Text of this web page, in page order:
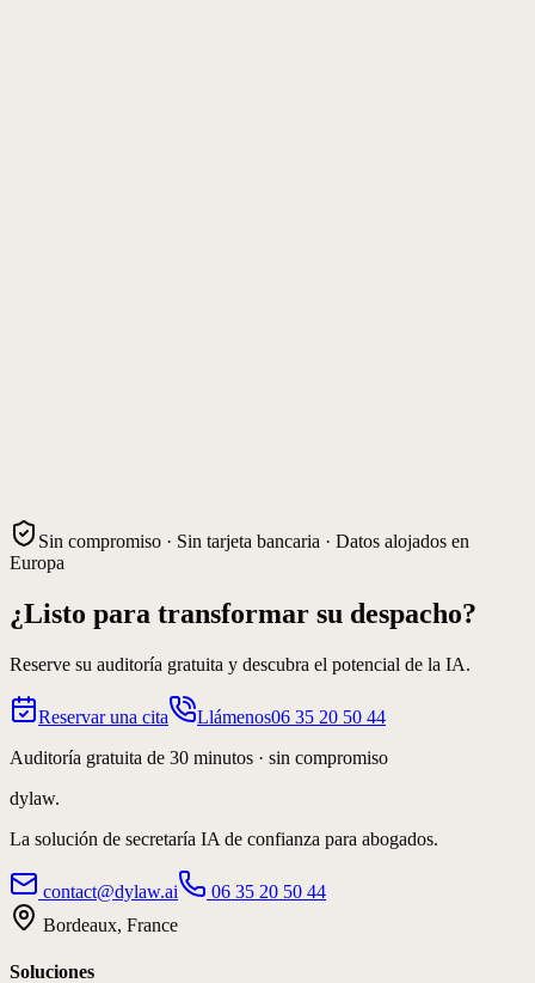
Sin compromiso · Sin tarjeta bancaria · Datos alojados en
Europa
¿Listo para transformar su despacho?
Reserve su auditoría gratuita y descubra el potencial de la IA.
Reservar una cita Llámenos06 35 20 50 44
Auditoría gratuita de 30 minutos · sin compromiso
dylaw.
La solución de secretaría IA de confianza para abogados.
contact@dylaw.ai
06 35 20 50 44
Bordeaux, France
Soluciones